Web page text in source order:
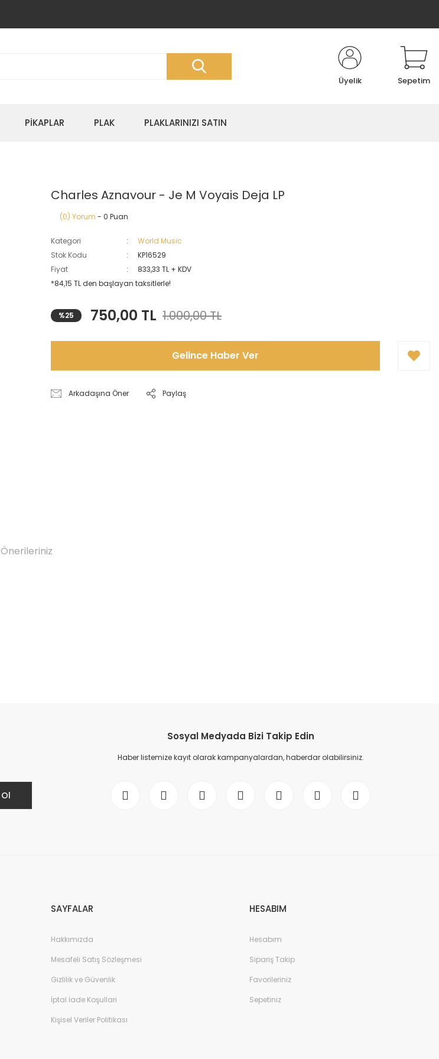
Üyelik Sepetim
PİKAPLAR PLAK PLAKLARINIZI SATIN
Charles Aznavour - Je M Voyais Deja LP
(0) Yorum - 0 Puan
Kategori
World Music
Stok Kodu
KP16529
Fiyat
833,33 TL + KDV
*84,15 TL den başlayan taksitlerle!
%25 750,00 TL 1.000,00 TL
Gelince Haber Ver
Arkadaşına Öner Paylaş
Önerileriniz
Sosyal Medyada Bizi Takip Edin
Haber listemize kayıt olarak kampanyalardan, haberdar olabilirsiniz.
SAYFALAR
Hakkımızda
Mesafeli Satış Sözleşmesi
Gizlilik ve Güvenlik
İptal İade Koşullari
Kişisel Veriler Politikası
HESABIM
Hesabım
Sipariş Takip
Favorileriniz
Sepetiniz